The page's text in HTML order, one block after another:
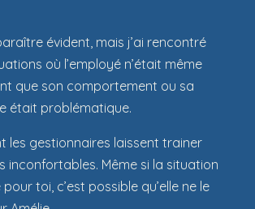
évident, mais j’ai rencontré
où l’employé n’était même
que son comportement ou sa
était problématique.
les gestionnaires laissent trainer
inconfortables. Même si la situation
toi, c’est possible qu’elle ne le